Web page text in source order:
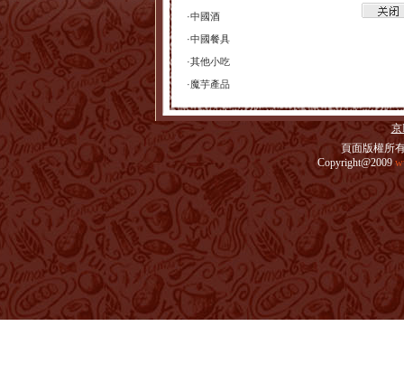
·中國酒
·中國餐具
·其他小吃
·魔芋產品
京
頁面版權所
Copyright@2009